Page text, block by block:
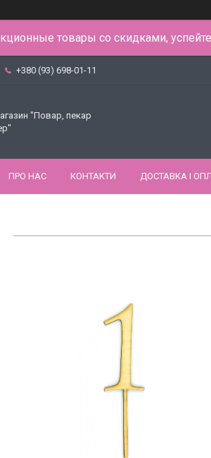
товары со скидками,
+380 (93) 698-01-11
"Повар, пекар
ПРО НАС КОНТАКТИ ДОСТАВКА І